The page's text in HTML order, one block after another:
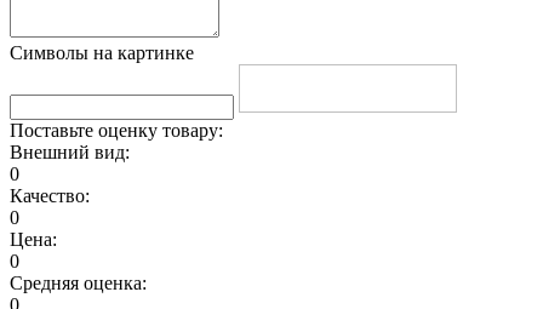
Символы на картинке
Поставьте оценку товару:
Внешний вид:
0
Качество:
0
Цена:
0
Средняя оценка:
0